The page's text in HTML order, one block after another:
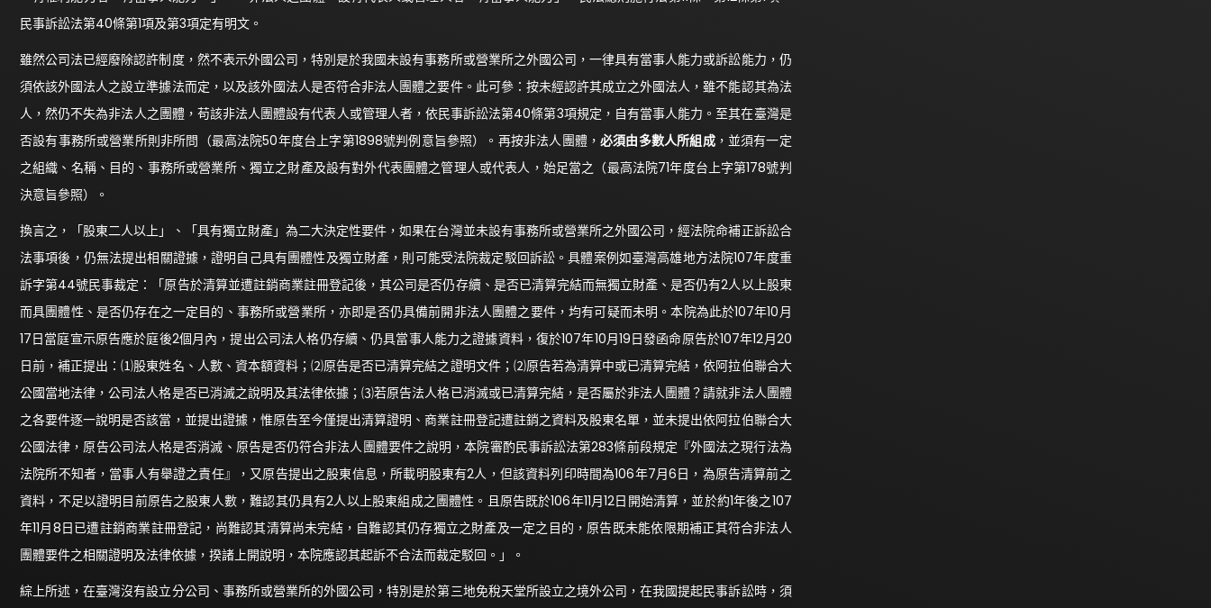
民事訴訟法第40條第1項及第3項定有明文。
雖然公司法已經廢除認許制度，然不表示外國公司，特別是於我國未設有事務所或營業所之外國公司，一律具有當事人能力或訴訟能力，仍
須依該外國法人之設立準據法而定，以及該外國法人是否符合非法人團體之要件。此可參：按未經認許其成立之外國法人，雖不能認其為法
人，然仍不失為非法人之團體，苟該非法人團體設有代表人或管理人者，依民事訴訟法第40條第3項規定，自有當事人能力。至其在臺灣是
否設有事務所或營業所則非所問（最高法院50年度台上字第1898號判例意旨參照）。再按非法人團體，必須由多數人所組成，並須有一定
之組織、名稱、目的、事務所或營業所、獨立之財產及設有對外代表團體之管理人或代表人，始足當之（最高法院71年度台上字第178號判
決意旨參照）。
換言之，「股東二人以上」、「具有獨立財產」為二大決定性要件，如果在台灣並未設有事務所或營業所之外國公司，經法院命補正訴訟合
法事項後，仍無法提出相關證據，證明自己具有團體性及獨立財產，則可能受法院裁定駁回訴訟。具體案例如臺灣高雄地方法院107年度重
訴字第44號民事裁定：「原告於清算並遭註銷商業註冊登記後，其公司是否仍存續、是否已清算完結而無獨立財產、是否仍有2人以上股東
而具團體性、是否仍存在之一定目的、事務所或營業所，亦即是否仍具備前開非法人團體之要件，均有可疑而未明。本院為此於107年10月
17日當庭宣示原告應於庭後2個月內，提出公司法人格仍存續、仍具當事人能力之證據資料，復於107年10月19日發函命原告於107年12月20
日前，補正提出：⑴股東姓名、人數、資本額資料；⑵原告是否已清算完結之證明文件；⑵原告若為清算中或已清算完結，依阿拉伯聯合大
公國當地法律，公司法人格是否已消滅之說明及其法律依據；⑶若原告法人格已消滅或已清算完結，是否屬於非法人團體？請就非法人團體
之各要件逐一說明是否該當，並提出證據，惟原告至今僅提出清算證明、商業註冊登記遭註銷之資料及股東名單，並未提出依阿拉伯聯合大
公國法律，原告公司法人格是否消滅、原告是否仍符合非法人團體要件之說明，本院審酌民事訴訟法第283條前段規定『外國法之現行法為
法院所不知者，當事人有舉證之責任』，又原告提出之股東信息，所載明股東有2人，但該資料列印時間為106年7月6日，為原告清算前之
資料，不足以證明目前原告之股東人數，難認其仍具有2人以上股東組成之團體性。且原告既於106年11月12日開始清算，並於約1年後之107
年11月8日已遭註銷商業註冊登記，尚難認其清算尚未完結，自難認其仍存獨立之財產及一定之目的，原告既未能依限期補正其符合非法人
團體要件之相關證明及法律依據，揆諸上開說明，本院應認其起訴不合法而裁定駁回。」。
綜上所述，在臺灣沒有設立分公司、事務所或營業所的外國公司，特別是於第三地免稅天堂所設立之境外公司，在我國提起民事訴訟時，須